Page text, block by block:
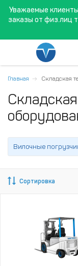
Уважаемые
заказы от физ.лиц
Главная Складская
Вилочные
Сортировка